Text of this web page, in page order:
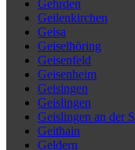
Gehrden
Geilenkirchen
Geisa
Geiselhöring
Geisenfeld
Geisenheim
Geisingen
Geislingen
Geislingen an der
Geithain
Geldern